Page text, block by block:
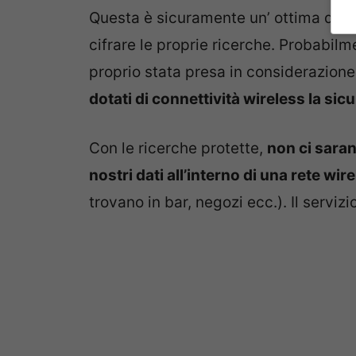
Questa è sicuramente un’ ottima
cifrare le proprie ricerche.
proprio stata presa in
dotati di connettività wireless la
Con le ricerche protette, non ci
nostri dati all’interno di una rete
trovano in bar, negozi ecc.). Il